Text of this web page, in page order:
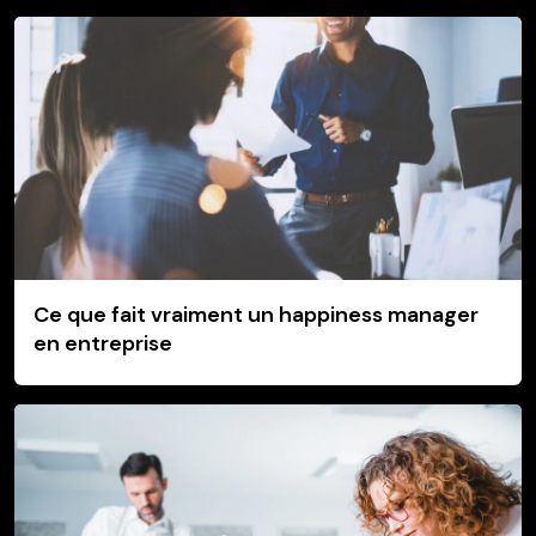
Ce que fait vraiment un happiness manager
en entreprise